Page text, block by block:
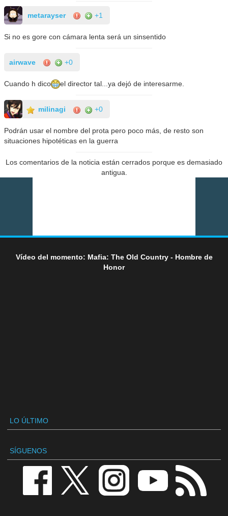
metarayser +1
Si no es gore con cámara lenta será un sinsentido
airwave +0
Cuando h dico el director tal...ya dejó de interesarme.
milinagi +0
Podrán usar el nombre del prota pero poco más, de resto son
situaciones hipotéticas en la guerra
Los comentarios de la noticia están cerrados porque es demasiado
antigua.
Vídeo del momento: Mafia: The Old Country - Hombre de
Honor
LO ÚLTIMO
SÍGUENOS